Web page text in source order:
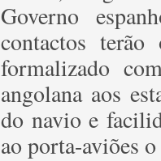
Governo
contactos
formalizado
angolana aos
do navio e
ao porta-aviões